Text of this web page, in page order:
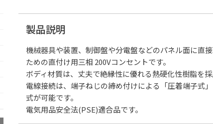
製品説明
機械器具や装置、制御盤や分電盤などのパネル面に直
ための直付け用三相 200Vコンセントです。
ボディ材質は、丈夫で絶縁性に優れる熱硬化性樹脂を採
電線接続は、端子ねじの締め付けによる「圧着端子式
式が可能です。
電気用品安全法(PSE)適合品です。